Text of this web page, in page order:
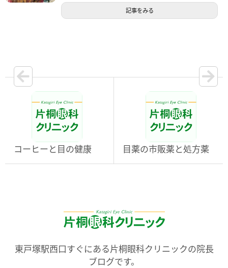
記事をみる
コーヒーと目の健康 目薬の市販薬と処方薬
東戸塚駅西口すぐにある片桐眼科クリニックの院長
ブログです。